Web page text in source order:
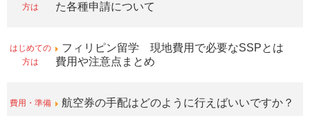
方は
た各種申請について
はじめての
方は
フィリピン留学 現地費用で必要なSSPとは
費用や注意点まとめ
費用・準備 航空券の手配はどのように行えばいいですか？